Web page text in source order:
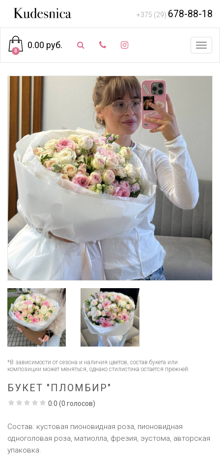
+375 (29) 678-88-18
0
0.00 руб.
*В зависимости от сезона и наличия цветов, состав букета или
композиции может меняться, однако стилистика остается прежней.
БУКЕТ "ПЛОМБИР"
0.0 (0 голосов)
Состав: кустовая пионовидная роза, пионовидная
одноголовая роза, матиолла, фрезия, эустома, авторская
упаковка.